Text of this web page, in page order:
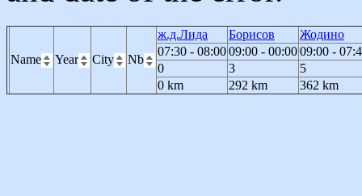
Name Year City Nb
ж.д.Лида Борисов
Жодино
07:30 - 08:0009:00 - 00:0009:00 -
0
3
5
0 km
292 km 362 km